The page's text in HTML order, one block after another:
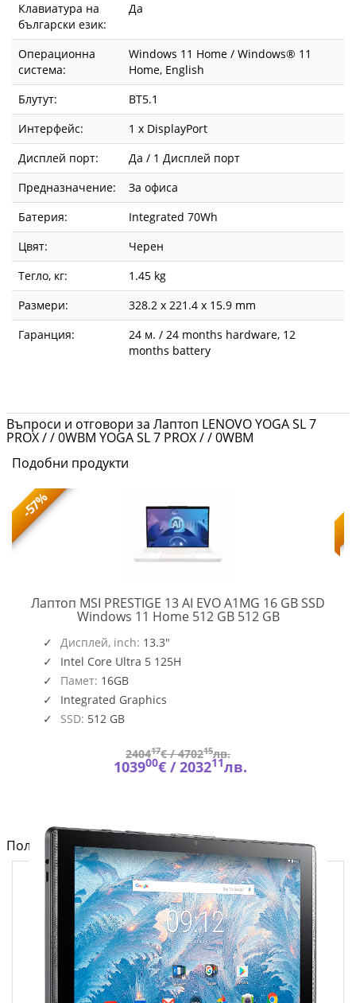
Клавиатура на
български език:
Да
Операционна
система:
Windows 11 Home / Windows® 11
Home, English
Блутут:
BT5.1
Интерфейс:
1 x DisplayPort
Дисплей порт:
Да / 1 Дисплей порт
Предназначение:
За офиса
Батерия:
Integrated 70Wh
Цвят:
Черен
Тегло, кг:
1.45 kg
Размери:
328.2 x 221.4 x 15.9 mm
Гаранция:
24 м. / 24 months hardware, 12
months battery
Въпроси и отговори за Лаптоп LENOVO YOGA SL 7
PROX / / 0WBM YOGA SL 7 PROX / / 0WBM
Подобни продукти
-57%
Лаптоп MSI PRESTIGE 13 AI EVO A1MG 16 GB SSD
Windows 11 Home 512 GB 512 GBPRESTIGE
Дисплей, inch: 13.3"
Intel Core Ultra 5 125H
Памет: 16GB
Integrated Graphics
SSD: 512 GB
240417€ /470215лв.
103900€ /203211лв.
Полезно от блога за компютри и лаптопи на Fly.bg